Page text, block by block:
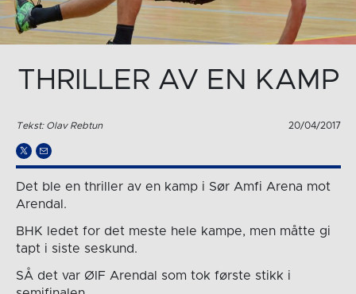
THRILLER AV EN KAMP
Tekst: Olav Rebtun 20/04/2017
Det ble en thriller av en kamp i Sør Amfi Arena mot
Arendal.
BHK ledet for det meste hele kampe, men måtte gi
tapt i siste seskund.
SÅ det var ØIF Arendal som tok første stikk i